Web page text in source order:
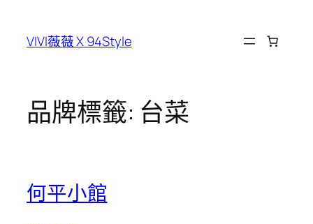
VIVI薇薇 X 94Style
品牌標籤: 台菜
何平小館